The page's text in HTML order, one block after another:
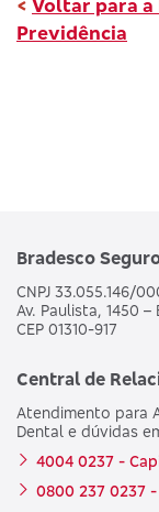
Previdência
Bradesco
CNPJ 33.055.146/
Av. Paulista, 1450 –
CEP 01310-917
Central de
Atendimento para
Dental e dúvidas
4004 0237 -
0800 237 0237